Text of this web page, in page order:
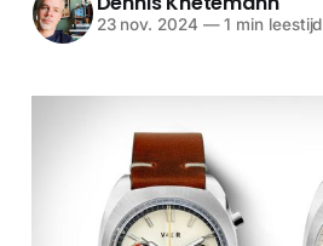
23 nov. 2024 —1 min leestijd